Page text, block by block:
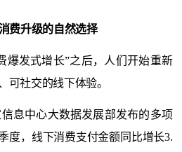
费升级的自然选择
爆发式增长”之后，人们开始重新
可社交的线下体验。
息中心大数据发展部发布的多项
度， 线下消费支付金额同比增长3.